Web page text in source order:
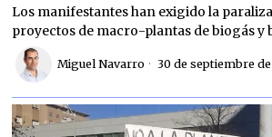
Los manifestantes han exigido la
proyectos de macro-plantas de biogás y
Miguel Navarro 30 de septiembre de